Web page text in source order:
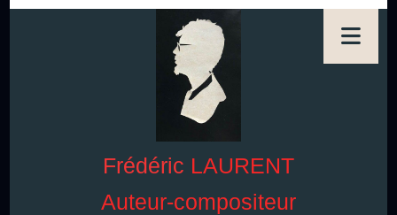
Frédéric LAURENT
Auteur-compositeur